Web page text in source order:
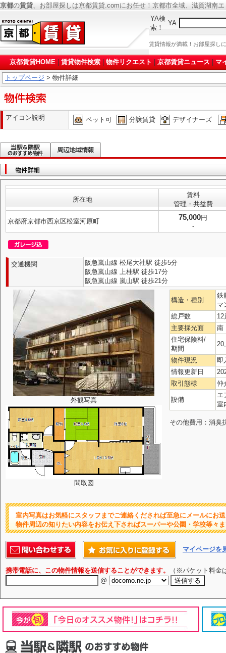
京都の賃貸、お部屋探しは京都賃貸.comにお任せ！京都市全域、滋賀湖南
YA検
索！
YA
賃貸情報が満載！お部屋探し
京都賃貸HOME 賃貸物件検索 物件リクエスト 京都賃貸ニュース マ
トップページ > 物件詳細
アイコン説明 ペット可 分譲賃貸 デザイナーズ
所在地
賃料
管理・共益費
京都府京都市西京区松室河原町 75,000円
-
交通機関
阪急嵐山線 松尾大社駅 徒歩5分
阪急嵐山線 上桂駅 徒歩17分
阪急嵐山線 嵐山駅 徒歩21分
外観写真
間取図
構造・種別
鉄
マ
総戸数
12
主要採光面
南
住宅保険料/
期間
物件現況
即
情報更新日
取引態様
仲
設備
エ
室
その他費用：消臭
室内写真はお気軽にスタッフまでご連絡くだされば至急にメールにお
物件周辺の知りたい内容をお伝え下さればスーパーや公園・学校等々
マイページを
携帯電話に、この物件情報を送信することができます。
（※パケット料金
@